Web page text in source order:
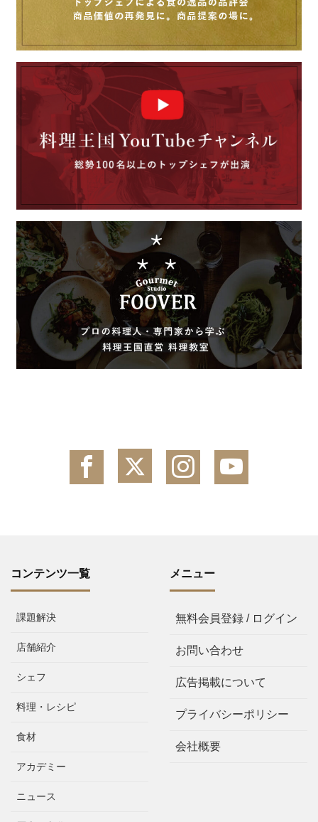
コンテンツ一覧
課題解決
店舗紹介
シェフ
料理・レシピ
食材
アカデミー
ニュース
メニュー
無料会員登録 / ログイン
お問い合わせ
広告掲載について
プライバシーポリシー
会社概要